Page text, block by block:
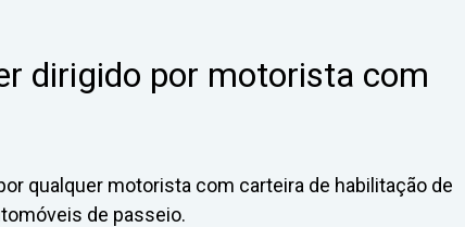
dirigido por motorista com
qualquer motorista com carteira de habilitação de
de passeio.